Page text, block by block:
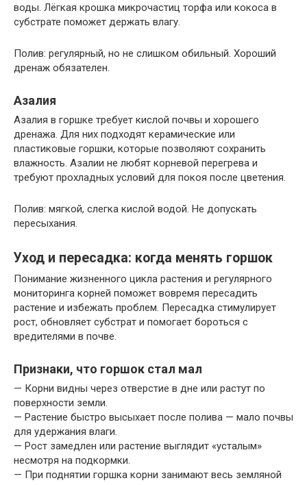
воды. Лёгкая крошка микрочастиц торфа или кокоса в
субстрате поможет держать влагу.
Полив: регулярный, но не слишком обильный. Хороший
дренаж обязателен.
Азалия
Азалия в горшке требует кислой почвы и хорошего
дренажа. Для них подходят керамические или
пластиковые горшки, которые позволяют сохранить
влажность. Азалии не любят корневой перегрева и
требуют прохладных условий для покоя после цветения.
Полив: мягкой, слегка кислой водой. Не допускать
пересыхания.
Уход и пересадка: когда менять горшок
Понимание жизненного цикла растения и регулярного
мониторинга корней поможет вовремя пересадить
растение и избежать проблем. Пересадка стимулирует
рост, обновляет субстрат и помогает бороться с
вредителями в почве.
Признаки, что горшок стал мал
— Корни видны через отверстие в дне или растут по
поверхности земли.
— Растение быстро высыхает после полива — мало почвы
для удержания влаги.
— Рост замедлен или растение выглядит «усталым»
несмотря на подкормки.
— При поднятии горшка корни занимают весь земляной